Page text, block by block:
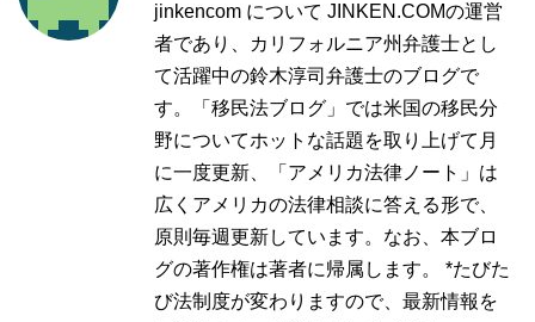
jinkencom について JINKEN.COMの運営
者であり、カリフォルニア州弁護士とし
て活躍中の鈴木淳司弁護士のブログで
す。「移民法ブログ」では米国の移民分
野についてホットな話題を取り上げて月
に一度更新、「アメリカ法律ノート」は
広くアメリカの法律相談に答える形で、
原則毎週更新しています。なお、本ブロ
グの著作権は著者に帰属します。 *たびた
び法制度が変わりますので、最新情報を